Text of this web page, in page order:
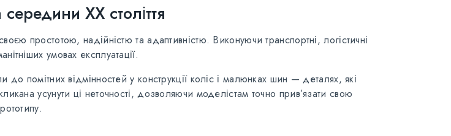
XX століття
простотою, надійністю та адаптивністю. Виконуючи транспортні, логістичні
умовах експлуатації.
до помітних відмінностей у конструкції коліс і малюнках шин — деталях, які
усунути ці неточності, дозволяючи моделістам точно прив’язати свою